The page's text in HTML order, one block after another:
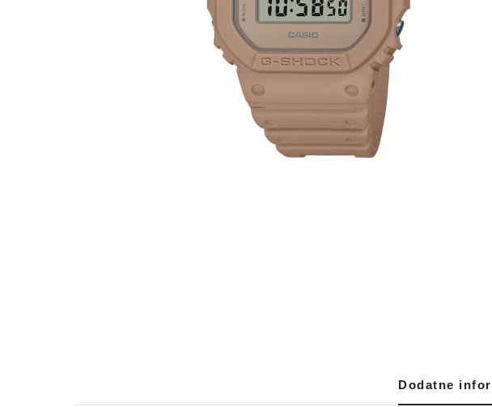
Dodatne